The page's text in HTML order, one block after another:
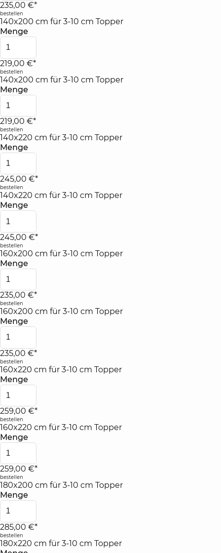
235,00 €*
bestellen
140x200 cm für 3-10 cm Topper
Menge
219,00 €*
bestellen
140x200 cm für 3-10 cm Topper
Menge
219,00 €*
bestellen
140x220 cm für 3-10 cm Topper
Menge
245,00 €*
bestellen
140x220 cm für 3-10 cm Topper
Menge
245,00 €*
bestellen
160x200 cm für 3-10 cm Topper
Menge
235,00 €*
bestellen
160x200 cm für 3-10 cm Topper
Menge
235,00 €*
bestellen
160x220 cm für 3-10 cm Topper
Menge
259,00 €*
bestellen
160x220 cm für 3-10 cm Topper
Menge
259,00 €*
bestellen
180x200 cm für 3-10 cm Topper
Menge
285,00 €*
bestellen
180x220 cm für 3-10 cm Topper